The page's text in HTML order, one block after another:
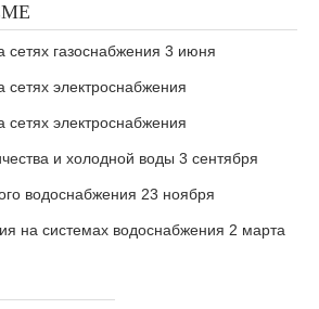
газоснабжения 3 июня
электроснабжения
электроснабжения
и холодной воды 3 сентября
водоснабжения 23 ноября
на системах водоснабжения 2 марта